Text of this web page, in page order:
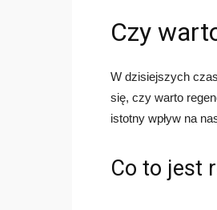
Czy
W dzisiejszych
się, czy warto
istotny wpływ na
Co to jest